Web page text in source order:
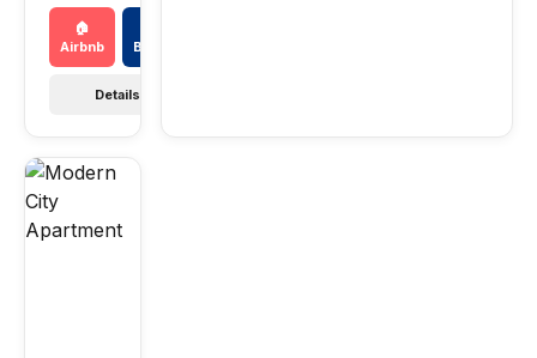
🏠
Airbnb
Booking
Details →